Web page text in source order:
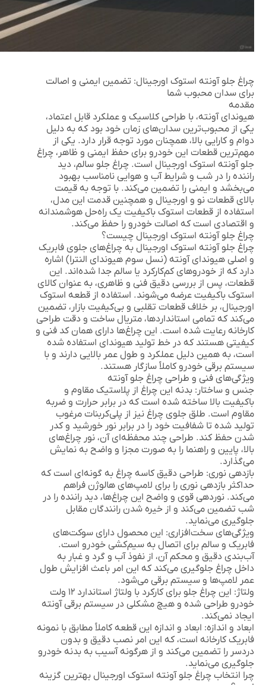
چراغ جلو آونته استوک اورجینال: تضمین ایمنی و اصالت
برای سدان محبوب شما
مقدمه
هیوندای آونته، با طراحی کلاسیک و عملکرد قابل اعتماد،
یکی از محبوب‌ترین سدان‌های زمان خود بود که به دلیل
دوام و کارایی بالا، همچنان مورد توجه قرار دارد. یکی از
مهم‌ترین قطعات این خودرو برای حفظ ایمنی و ظاهر، چراغ
جلو آونته استوک اورجینال است. چراغ جلو سالم، دید
راننده را در شب و شرایط آب و هوایی نامناسب بهبود
می‌بخشد و ایمنی را تضمین می‌کند. با توجه به قیمت
بالای قطعات نو و اورجینال و همچنین قدمت این مدل،
استفاده از قطعات استوک باکیفیت یک راه‌حل هوشمندانه
و اقتصادی است که اصالت خودرو را حفظ می‌کند.
چراغ جلو آونته استوک اورجینال چیست؟
چراغ جلو آونته استوک اورجینال به چراغ‌های جلوی فابریک
و اصلی هیوندای آونته (نسل سوم هیوندای النترا) اشاره
دارد که از خودروهای کم‌کارکرد یا سالم جدا شده‌اند. این
قطعات، پس از بررسی دقیق فنی و ظاهری، به عنوان کالای
استوک باکیفیت عرضه می‌شوند. استفاده از قطعه استوک
اورجینال، بر خلاف قطعات تقلبی و بی‌کیفیت بازار، تضمین
می‌کند که تمامی استانداردها، متریال ساخت و دقت طراحی
کارخانه رعایت شده است. این چراغ‌ها دارای همان کد فنی و
کیفیتی هستند که در خط تولید هیوندای استفاده شده
است، به همین دلیل عملکرد و طول عمر بالایی دارند و با
سیستم برقی خودرو کاملاً سازگار هستند.
ویژگی‌های فنی و طراحی چراغ جلو آونته
جنس و ساختار: بدنه این چراغ از پلاستیک مقاوم و
باکیفیت بالا ساخته شده است که در برابر حرارت و ضربه
مقاوم است. طلق جلوی چراغ نیز از پلی‌کربنات مرغوب
تولید شده تا شفافیت خود را در برابر نور خورشید و کدر
شدن حفظ کند. طراحی چند محفظه‌ای آن، نور چراغ‌های
بالا، پایین و راهنما را به صورت مجزا و واضح به نمایش
می‌گذارد.
بازدهی نوری: طراحی دقیق کاسه چراغ به گونه‌ای است که
حداکثر بازدهی نوری را برای لامپ‌های هالوژن فراهم
می‌کند. نوردهی قوی و واضح این چراغ‌ها، دید راننده را در
شب تضمین می‌کند و از خیره شدن رانندگان مقابل
جلوگیری می‌نماید.
ویژگی‌های سخت‌افزاری: این محصول دارای سوکت‌های
فابریک و سالم برای اتصال به سیم‌کشی خودرو است.
آب‌بندی دقیق و محکم آن، از نفوذ آب و گرد و غبار به
داخل چراغ جلوگیری می‌کند که این امر باعث افزایش طول
عمر لامپ‌ها و سیستم برقی می‌شود.
ولتاژ:
این چراغ جلو برای کارکرد با ولتاژ استاندارد ۱۲ ولت
خودرو طراحی شده و هیچ مشکلی در سیستم برقی آونته
ایجاد نمی‌کند.
ابعاد و اندازه: ابعاد و اندازه این قطعه کاملاً مطابق با نمونه
فابریک کارخانه است، که این امر نصب دقیق و بدون
دردسر را تضمین می‌کند و از هرگونه آسیب به بدنه خودرو
جلوگیری می‌نماید.
چرا انتخاب چراغ جلو آونته استوک اورجینال بهترین گزینه